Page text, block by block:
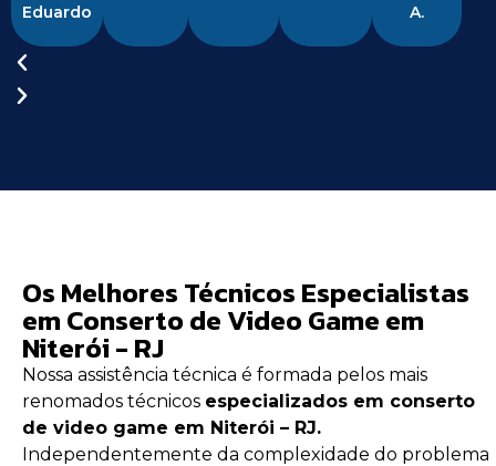
Eduardo
A.
Os Melhores Técnicos Especialistas
em Conserto de Video Game em
Niterói - RJ
Nossa assistência técnica é formada pelos mais
renomados técnicos especializados em conserto
de video game em Niterói – RJ.
Independentemente da complexidade do problema